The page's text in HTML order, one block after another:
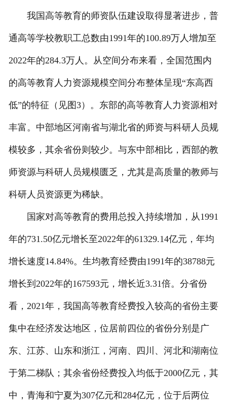
我国高等教育的师资队伍建设取得显著进步，普
通高等学校教职工总数由1991年的100.89万人增加至
2022年的284.3万人。从空间分布来看，全国范围内
的高等教育人力资源规模空间分布整体呈现“东高西
低”的特征（见图3）。东部的高等教育人力资源相对
丰富。中部地区河南省与湖北省的师资与科研人员规
模较多，其余省份则较少。与东中部相比，西部的教
师资源与科研人员规模匮乏，尤其是高质量的教师与
科研人员资源更为稀缺。
国家对高等教育的费用总投入持续增加，从1991
年的731.50亿元增长至2022年的61329.14亿元，年均
增长速度14.84%。生均教育经费由1991年的38788元
增长到2022年的167593元，增长近3.31倍。分省份
看，2021年，我国高等教育经费投入较高的省份主要
集中在经济发达地区，位居前四位的省份分别是广
东、江苏、山东和浙江，河南、四川、河北和湖南位
于第二梯队；其余省份经费投入均低于2000亿元，其
中，青海和宁夏为307亿元和284亿元，位于后两位